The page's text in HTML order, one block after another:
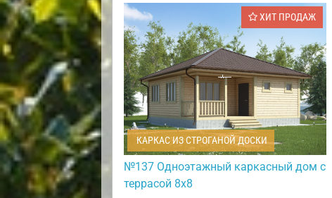
ХИТ ПРОДАЖ
КАРКАС ИЗ СТРОГАНОЙ ДОСКИ
№137 Одноэтажный каркасный дом с
террасой 8х8